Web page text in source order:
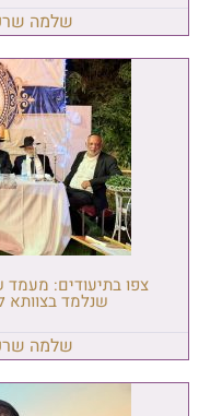
שלמה
צפו בתיעודים:
שנלמד בצוותא
שלמה